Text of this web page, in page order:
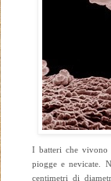
I batteri che vivono
piogge e nevicate.
centimetri di